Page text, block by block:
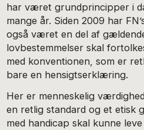
har været grundprincipper i
mange år. Siden 2009 har
også været en del af
lovbestemmelser skal
med konventionen, som er
bare en hensigtserklæring.
Her er menneskelig
en retlig standard og et etisk
med handicap skal kunne